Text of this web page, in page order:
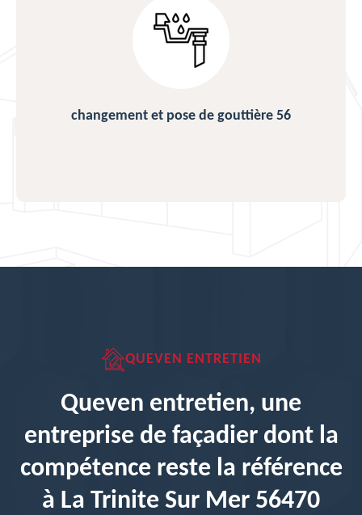
changement et pose de gouttière 56
QUEVEN ENTRETIEN
Queven entretien, une
entreprise de façadier dont la
compétence reste la référence
à La Trinite Sur Mer 56470